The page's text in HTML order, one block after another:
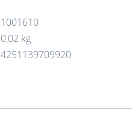
1001610
0,02 kg
4251139709920